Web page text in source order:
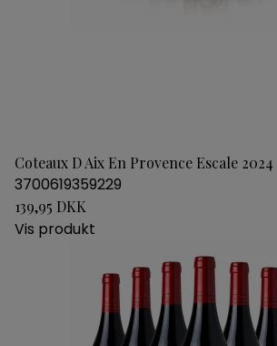
Coteaux D Aix En Provence Escale 2024
3700619359229
139,95 DKK
Vis produkt